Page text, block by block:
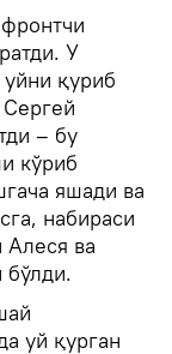
У
қуриб
– бу
кўриб
яшади ва
набираси
ва
бўлди.
уй қурган